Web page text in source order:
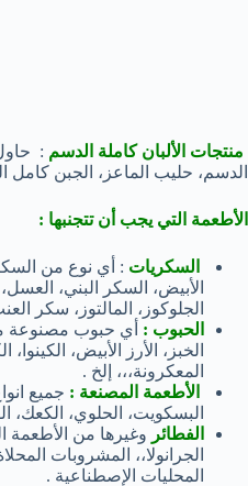
منتجات الألبان كاملة الدسم :
الدسم، حليب الماعز، الجبن كامل
الأطعمة التي يجب أن تتجنبها :
السكريات : أي نوع من
الأبيض، السكر البني،
الجلوكوز، المالتوز، سكر
الحبوب : أي حبوب مصنوعة
الخبز، الأرز الأبيض،
المعكرونة،،، إلخ .
الأطعمة المصنعة : جميع
البسكويت، الحلوي، الكعك،
الفطائر وغيرها من الأطعمة
الجرانولا،، المشروبات
المحليات الإصطناعية .